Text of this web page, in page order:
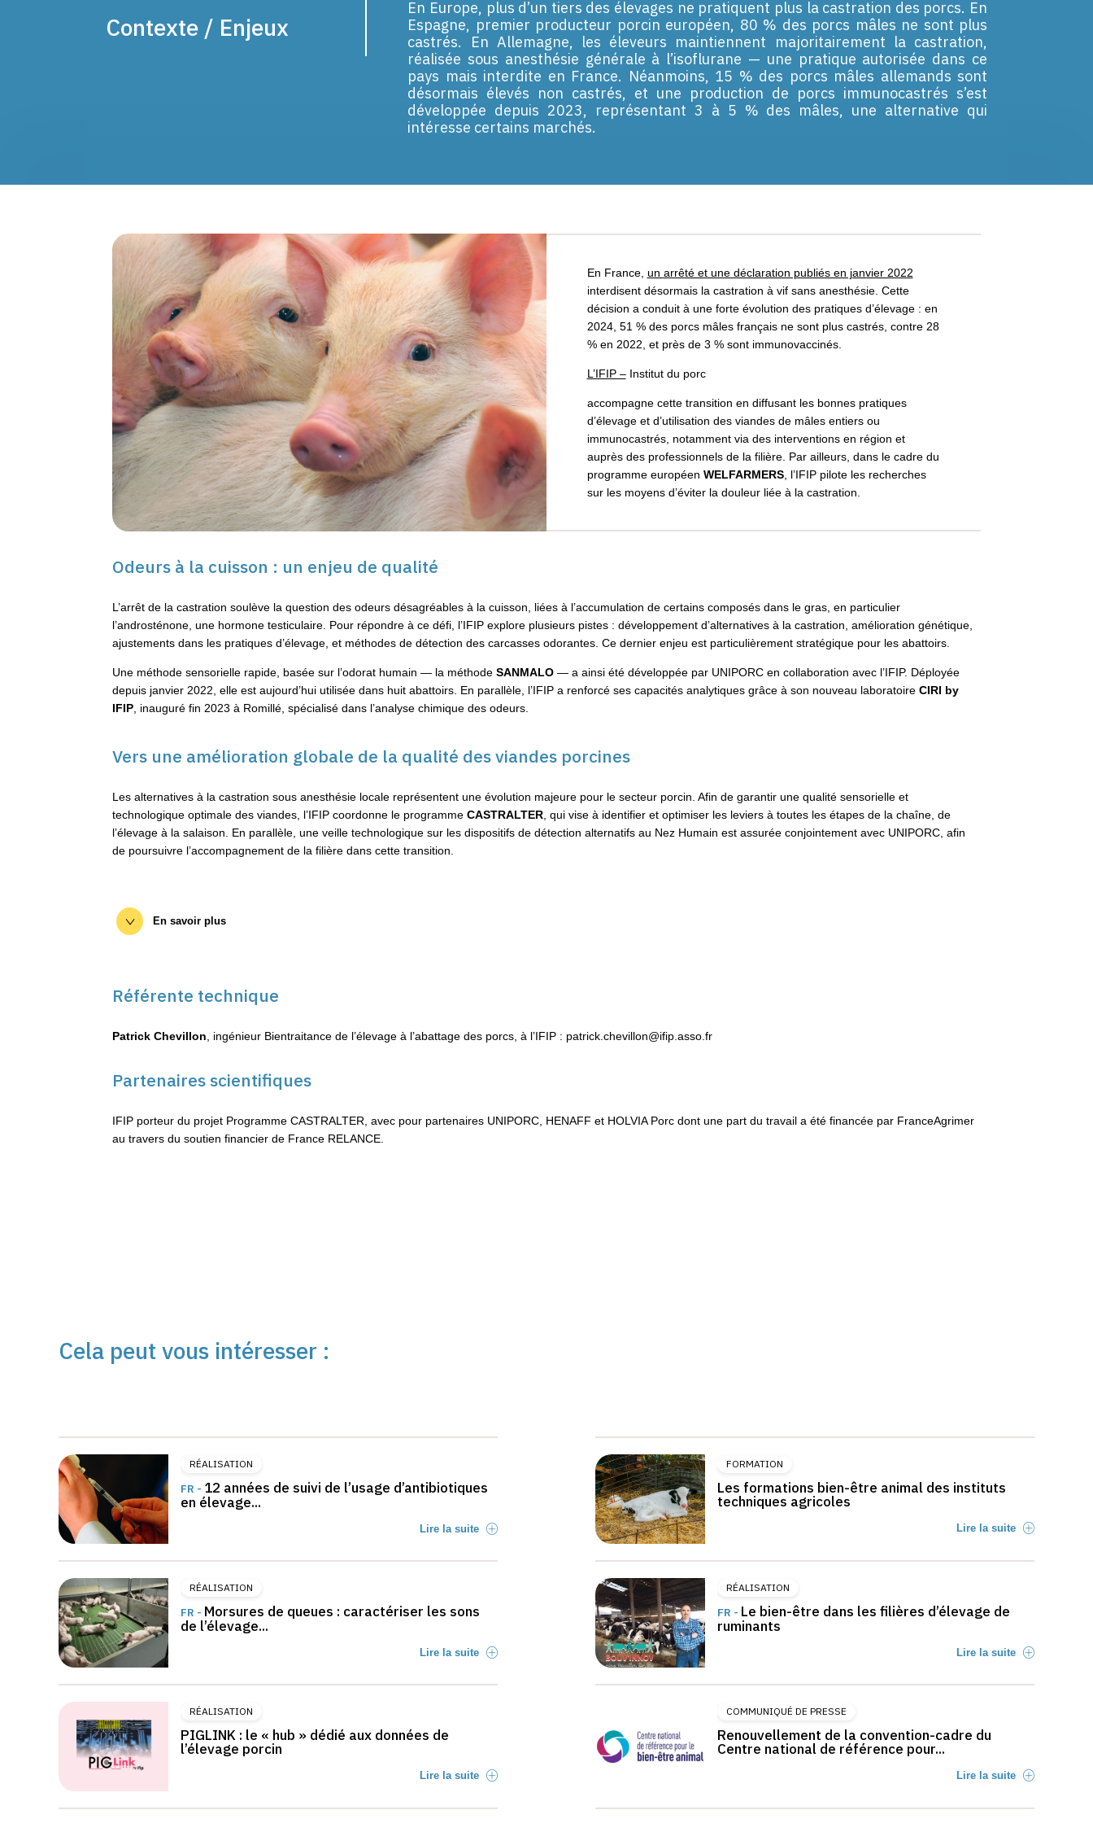
Contexte / Enjeux
En Europe, plus d’un tiers des élevages ne pratiquent plus la castration des porcs. En
Espagne, premier producteur porcin européen, 80 % des porcs mâles ne sont plus
castrés. En Allemagne, les éleveurs maintiennent majoritairement la castration,
réalisée sous anesthésie générale à l’isoflurane — une pratique autorisée dans ce
pays mais interdite en France. Néanmoins, 15 % des porcs mâles allemands sont
désormais élevés non castrés, et une production de porcs immunocastrés s’est
développée depuis 2023, représentant 3 à 5 % des mâles, une alternative qui
intéresse certains marchés.
En France, un arrêté et une déclaration publiés en janvier 2022
interdisent désormais la castration à vif sans anesthésie. Cette
décision a conduit à une forte évolution des pratiques d’élevage : en
2024, 51 % des porcs mâles français ne sont plus castrés, contre 28
% en 2022, et près de 3 % sont immunovaccinés.
L’IFIP –Institut du porc
accompagne cette transition en diffusant les bonnes pratiques
d’élevage et d’utilisation des viandes de mâles entiers ou
immunocastrés, notamment via des interventions en région et
auprès des professionnels de la filière. Par ailleurs, dans le cadre du
programme européen WELFARMERS, l’IFIP pilote les recherches
sur les moyens d’éviter la douleur liée à la castration.
Odeurs à la cuisson : un enjeu de qualité
L’arrêt de la castration soulève la question des odeurs désagréables à la cuisson, liées à l’accumulation de certains composés dans le gras, en particulier
l’androsténone, une hormone testiculaire. Pour répondre à ce défi, l’IFIP explore plusieurs pistes : développement d’alternatives à la castration, amélioration génétique,
ajustements dans les pratiques d’élevage, et méthodes de détection des carcasses odorantes. Ce dernier enjeu est particulièrement stratégique pour les abattoirs.
Une méthode sensorielle rapide, basée sur l’odorat humain — la méthode SANMALO— a ainsi été développée par UNIPORC en collaboration avec l’IFIP. Déployée
depuis janvier 2022, elle est aujourd’hui utilisée dans huit abattoirs. En parallèle, l’IFIP a renforcé ses capacités analytiques grâce à son nouveau laboratoire CIRI by
IFIP, inauguré fin 2023 à Romillé, spécialisé dans l’analyse chimique des odeurs.
Vers une amélioration globale de la qualité des viandes porcines
Les alternatives à la castration sous anesthésie locale représentent une évolution majeure pour le secteur porcin. Afin de garantir une qualité sensorielle et
technologique optimale des viandes, l’IFIP coordonne le programme CASTRALTER, qui vise à identifier et optimiser les leviers à toutes les étapes de la chaîne, de
l’élevage à la salaison. En parallèle, une veille technologique sur les dispositifs de détection alternatifs au Nez Humain est assurée conjointement avec UNIPORC, afin
de poursuivre l’accompagnement de la filière dans cette transition.
En savoir plus
Guide de bonnes pratiques de l’élevage de porcs mâles entiers
Référente technique
Patrick Chevillon , ingénieur Bientraitance de l’élevage à l’abattage des porcs, à l’IFIP : patrick.chevillon@ifip.asso.fr
Partenaires scientifiques
IFIP porteur du projet Programme CASTRALTER, avec pour partenaires UNIPORC, HENAFF et HOLVIA Porc dont une part du travail a été financée par FranceAgrimer
au travers du soutien financier de France RELANCE.
Cela peut vous intéresser :
RÉALISATION
FR - 12 années de suivi de l’usage d’antibiotiques
en élevage...
Lire la suite
RÉALISATION
FR - Morsures de queues : caractériser les sons
de l’élevage...
Lire la suite
RÉALISATION
PIGLINK : le « hub » dédié aux données de
l’élevage porcin
Lire la suite
FORMATION
Les formations bien-être animal des instituts
techniques agricoles
Lire la suite
RÉALISATION
FR - Le bien-être dans les filières d’élevage de
ruminants
Lire la suite
COMMUNIQUÉ DE PRESSE
Renouvellement de la convention-cadre du
Centre national de référence pour...
Lire la suite